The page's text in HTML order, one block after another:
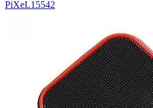
PiXeL15542